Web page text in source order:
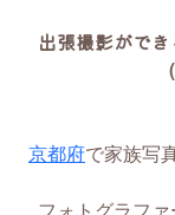
出張撮影がで
京都府で家族写
フォトグラフ